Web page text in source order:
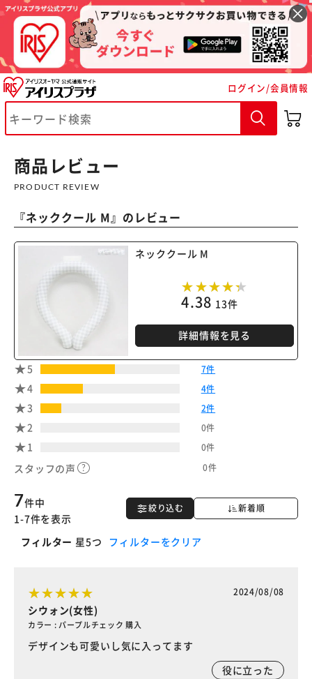
ログイン/会員情報
商品レビュー
PRODUCT REVIEW
『ネッククール M』のレビュー
ネッククール M
4.38 13件
詳細情報を見る
5 7件
4 4件
3 2件
2 0件
1 0件
スタッフの声 0件
絞り込む 新着順
7件中
1-7件を表示
フィルター 星5つ フィルターをクリア
2024/08/08
シウォン(女性)
カラー : パープルチェック 購入
デザインも可愛いし気に入ってます
役に立った
※ご確認ください
カートに入れる